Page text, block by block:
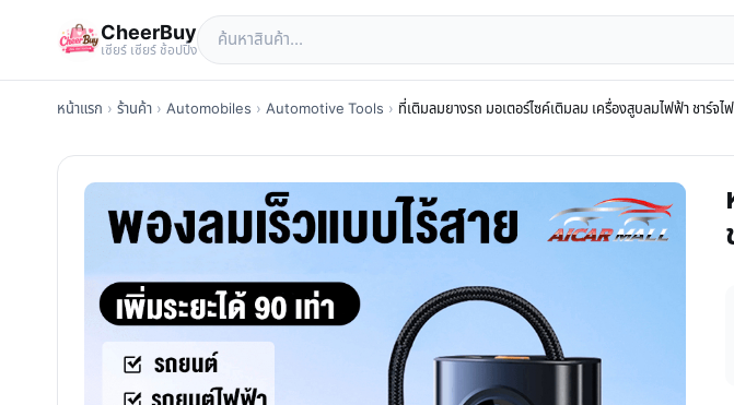
CheerBuy
เซียร์ เซียร์ ช้อปปิ้ง
หน้าแรก › ร้านค้า › Automobiles › Automotive Tools › ที่เติมลมยางรถ มอเตอร์ไซค์เติมลม เครื่องสูบลมไฟฟ้า ชาร์